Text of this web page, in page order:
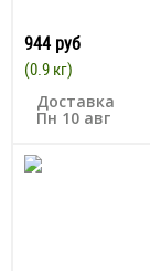
944 руб
(0.9 кг)
Доставка
Пн 10 авг